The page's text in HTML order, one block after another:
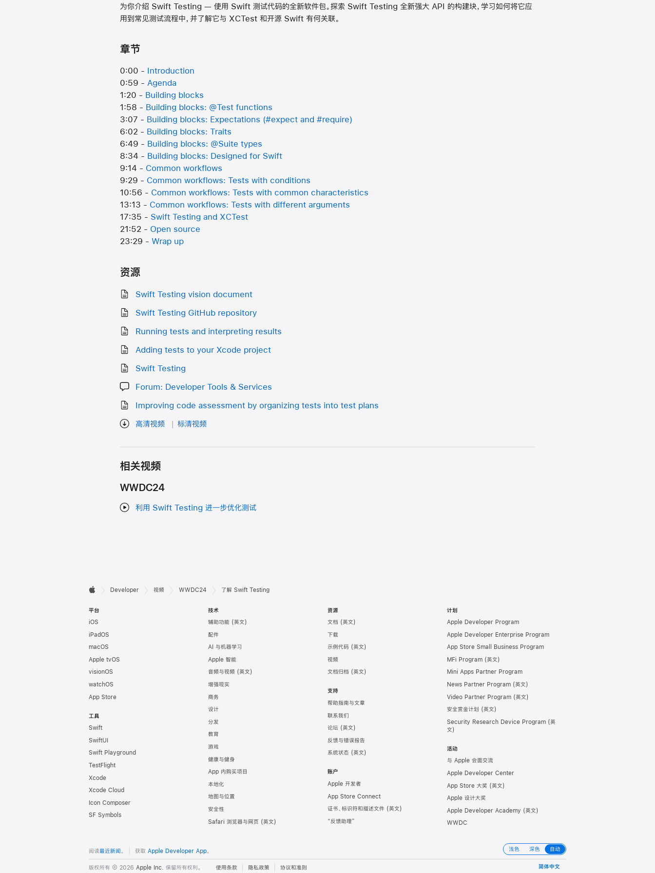
为你介绍 Swift Testing — 使用 Swift 测试代码的全新软件包。探索 Swift Testing 全新强大 API 的构建块，学习如何将它应
用到常见测试流程中，并了解它与 XCTest 和开源 Swift 有何关联。
章节
0:00 -
Introduction
0:59 - Agenda
1:20 - Building blocks
1:58 - Building blocks: @Test functions
3:07 - Building blocks: Expectations (#expect and #require)
6:02 - Building blocks: Traits
6:49 - Building blocks: @Suite types
8:34 - Building blocks: Designed for Swift
9:14 - Common workflows
9:29 - Common workflows: Tests with conditions
10:56 - Common workflows: Tests with common characteristics
13:13 - Common workflows: Tests with different arguments
17:35 - Swift Testing and XCTest
21:52 - Open source
23:29 -Wrap up
资源
Swift Testing vision document
Swift Testing GitHub repository
Running tests and interpreting results
Adding tests to your Xcode project
Swift Testing
Forum: Developer Tools & Services
Improving code assessment by organizing tests into test plans
高清视频 标清视频
相关视频
WWDC24
利用 Swift Testing 进一步优化测试
开
发
者
页
脚

Developer 视频 WWDC24 了解 Swift Testing
平台
iOS
iPadOS
macOS
Apple tvOS
visionOS
watchOS
App Store
工具
Swift
SwiftUI
Swift Playground
TestFlight
Xcode
Xcode Cloud
Icon Composer
SF Symbols
技术
辅助功能
配件
AI 与机器学习
Apple 智能
音频与视频
增强现实
商务
设计
分发
教育
游戏
健康与健身
App 内购买项目
本地化
地图与位置
安全性
Safari 浏览器与网页
资源
文档
下载
示例代码
视频
文档归档
支持
帮助指南与文章
联系我们
论坛
反馈与错误报告
系统状态
账户
Apple 开发者
App Store Connect
证书、标识符和描述文件
“反馈助理”
计划
Apple Developer Program
Apple Developer Enterprise Program
App Store Small Business Program
MFi Program
Mini Apps Partner Program
News Partner Program
Video Partner Program
安全赏金计划
Security Research Device Program
活动
与 Apple 会面交流
Apple Developer Center
App Store 大奖
Apple 设计大奖
Apple Developer Academy
WWDC
阅读最近新闻 。 获取 Apple Developer App。 浅色 深色 自动
版权所有 © 2026 Apple Inc. 保留所有权利。 使用条款 隐私政策 协议和准则